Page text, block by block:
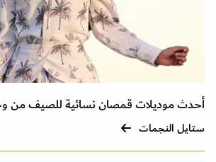
أحدث موديلات قمصان نسائية للصيف من
ستايل النجمات